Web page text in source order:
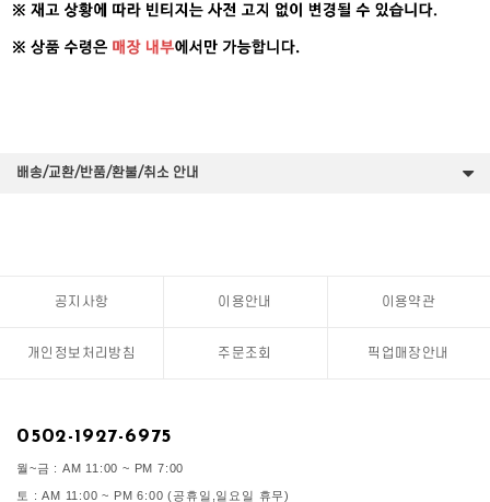
배송/교환/반품/환불/취소 안내
공지사항 이용안내 이용약관
개인정보처리방침 주문조회 픽업매장안내
0502-1927-6975
월~금 : AM 11:00 ~ PM 7:00
토 : AM 11:00 ~ PM 6:00 (공휴일,일요일 휴무)